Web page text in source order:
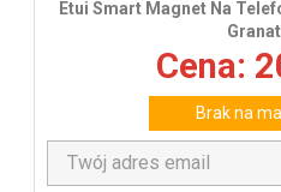
Etui Smart Magnet Na
Cena:
Brak na